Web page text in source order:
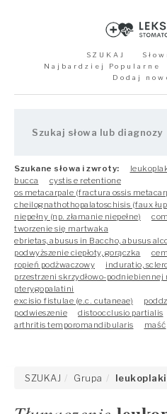
SZUKAJ
Najbardziej Popularne
Dodaj
Szukane słowa i zwroty:
bucca
cystis e retentione
os metacarpale (fractura ossis
cheilognathothopalatoschisis (faux
niepełny (np. złamanie niepełne)
tworzenie się martwaka
ebrietas, abusus in Baccho, abusus
podwyższenie ciepłoty, gorączka
ropień podżwaczowy
induratio,
przestrzeni skrzydłowo-podniebiennej
pterygopalatini
excisio fistulae (e.c. cutaneae)
podwieszenie
distoocclusio partialis
arthritis temporomandibularis
maść
SZUKAJ Grupa